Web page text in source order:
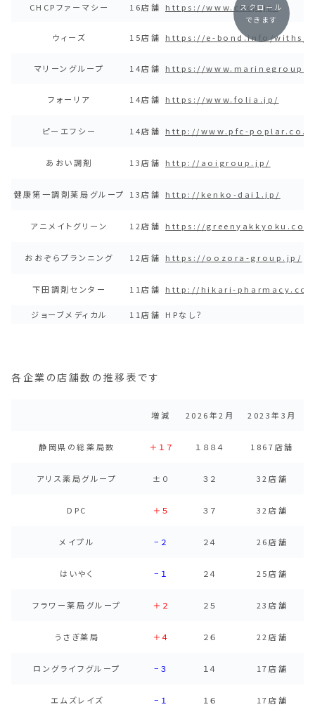
CHCPファーマシー 16店舗 https://www.chcp.jp/
ウィーズ 15店舗 https://e-bond.info/withs/
マリーングループ 14店舗 https://
フォーリア 14店舗 https://www.folia.jp/
ピーエフシー 14店舗 http://www.pfc-
あおい調剤 13店舗 http://aoigroup.jp/
健康第一調剤薬局グループ 13店舗 http://kenko-dai1.jp/
アニメイトグリーン 12店舗 https://
おおぞらプランニング 12店舗 https://oozora-group.jp/
下田調剤センター 11店舗 http://hikari-
ジョーブメディカル 11店舗 HPなし？
スクロール
できます
各企業の店舗数の推移表です
増減 2026年2月 2023年3月
静岡県の総薬局数 ＋１７ １８８４ 1867店舗
アリス薬局グループ ±０ ３２ 32店舗
DPC ＋５ ３７ 32店舗
メイプル −２ ２４ 26店舗
はいやく −１ ２４ 25店舗
フラワー薬局グループ ＋２ ２５ 23店舗
うさぎ薬局 ＋４ ２６ 22店舗
ロングライフグループ −３ １４ 17店舗
エムズレイズ −１ １６ 17店舗